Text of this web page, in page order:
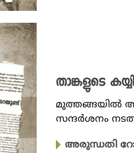
താങ്കളുടെ
മുത്തങ്ങയിൽ
സന്ദർശനം
അരുന്ധതി